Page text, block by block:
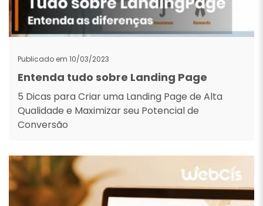
Publicado em 10/03/2023
Entenda tudo sobre Landing Page
5 Dicas para Criar uma Landing Page de Alta
Qualidade e Maximizar seu Potencial de
Conversão